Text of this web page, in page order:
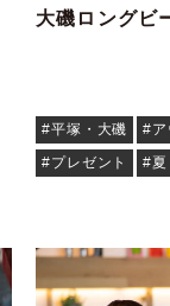
大磯ロングビ
#平塚・大磯 #ア
#プレゼント
#夏